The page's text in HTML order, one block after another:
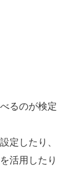
るのが検定
定したり、
活用したり